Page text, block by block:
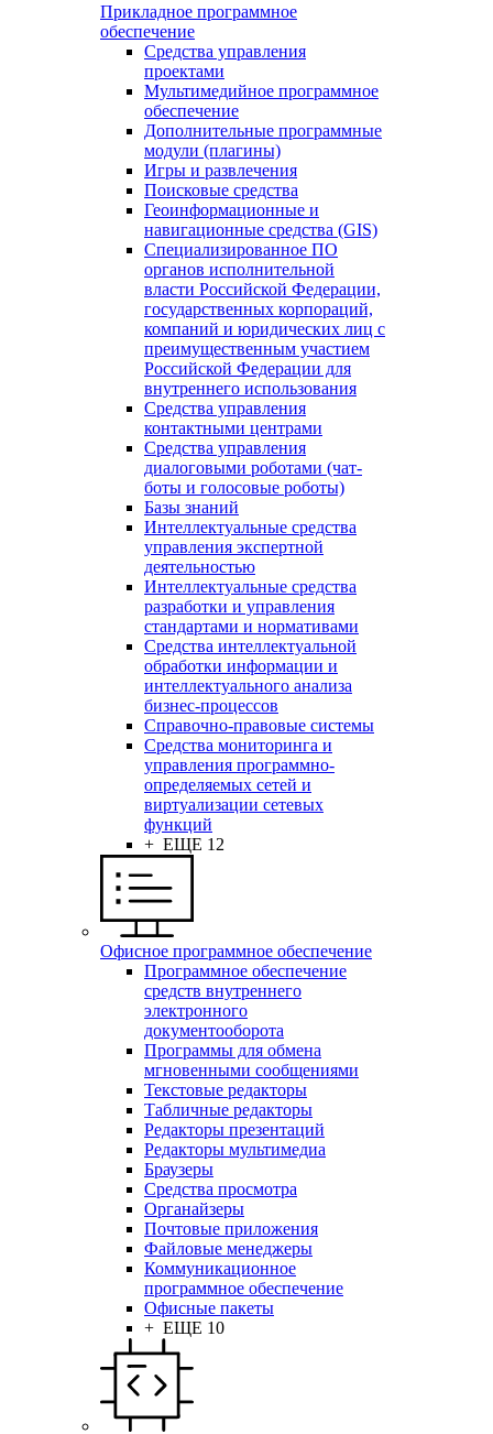
Прикладное программное
обеспечение
Средства управления
проектами
Мультимедийное программное
обеспечение
Дополнительные программные
модули (плагины)
Игры и развлечения
Поисковые средства
Геоинформационные и
навигационные средства (GIS)
Специализированное ПО
органов исполнительной
власти Российской Федерации,
государственных корпораций,
компаний и юридических лиц с
преимущественным участием
Российской Федерации для
внутреннего использования
Средства управления
контактными центрами
Средства управления
диалоговыми роботами (чат-
боты и голосовые роботы)
Базы знаний
Интеллектуальные средства
управления экспертной
деятельностью
Интеллектуальные средства
разработки и управления
стандартами и нормативами
Средства интеллектуальной
обработки информации и
интеллектуального анализа
бизнес-процессов
Справочно-правовые системы
Средства мониторинга и
управления программно-
определяемых сетей и
виртуализации сетевых
функций
+ ЕЩЕ 12
Офисное программное обеспечение
Программное обеспечение
средств внутреннего
электронного
документооборота
Программы для обмена
мгновенными сообщениями
Текстовые редакторы
Табличные редакторы
Редакторы презентаций
Редакторы мультимедиа
Браузеры
Средства просмотра
Органайзеры
Почтовые приложения
Файловые менеджеры
Коммуникационное
программное обеспечение
Офисные пакеты
+ ЕЩЕ 10